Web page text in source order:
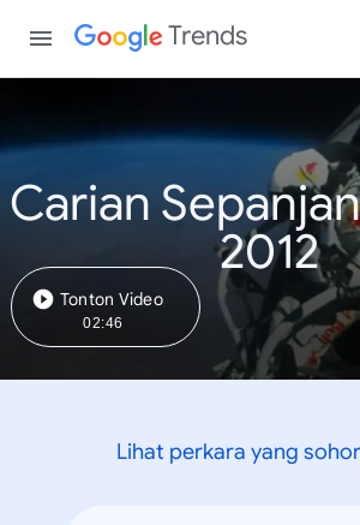
Trends
Carian
2012
Tonton Video
02:46
Lihat perkara yang